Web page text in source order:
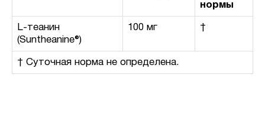
нормы
L-теанин
(Suntheanine®)
100 мг †
† Суточная норма не определена.